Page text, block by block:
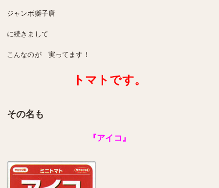
ジャンボ獅子唐
に続きまして
こんなのが 実ってます！
トマトです。
その名も
『アイコ』